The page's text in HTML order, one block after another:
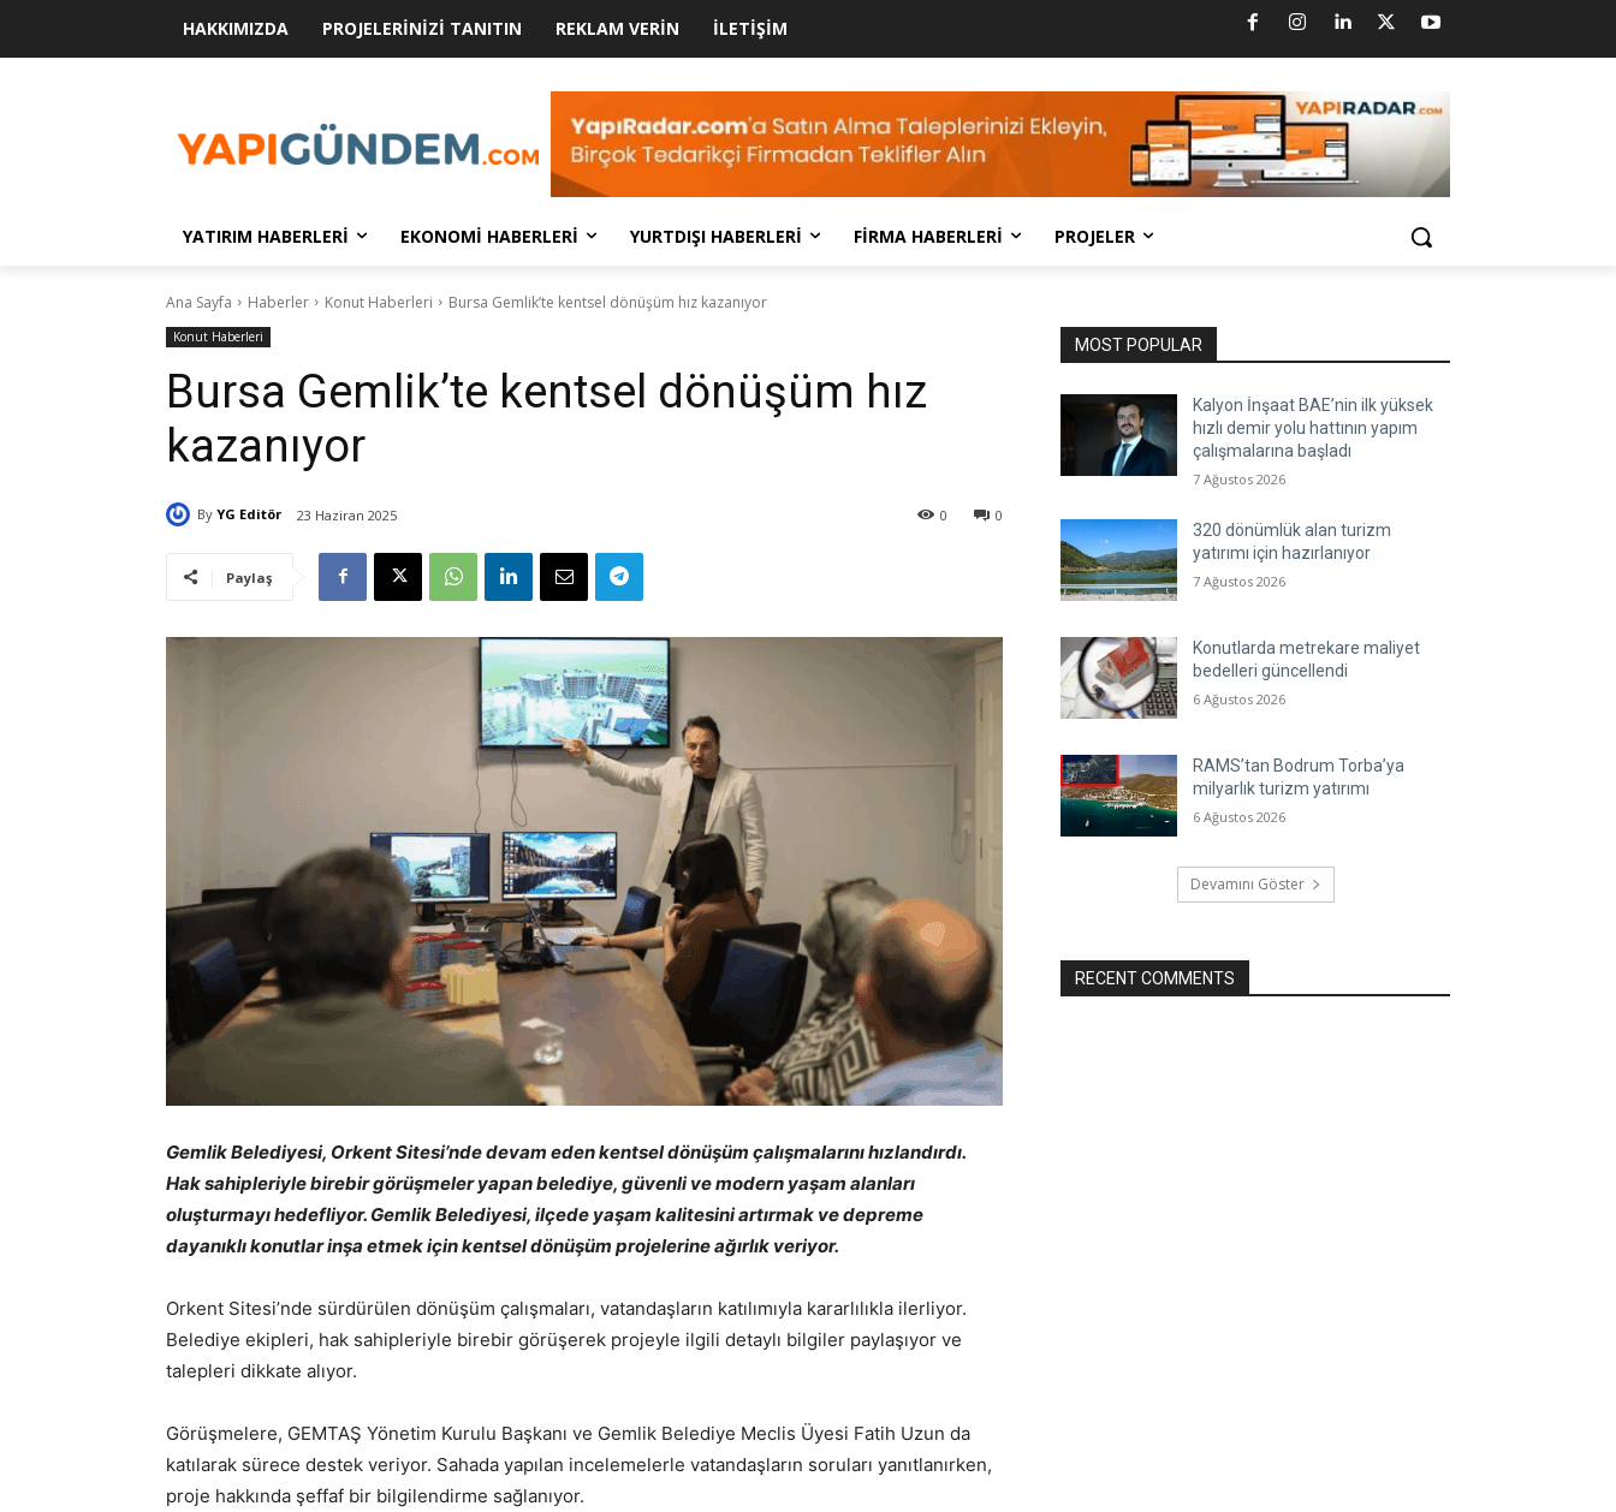
HAKKIMIZDA PROJELERINIZI TANITIN REKLAM VERIN İLETIŞIM
YATIRIM HABERLERI EKONOMI HABERLERI YURTDIŞI HABERLERI FIRMA HABERLERI PROJELER
Ana Sayfa Haberler Konut Haberleri Bursa Gemlik’te kentsel dönüşüm hız kazanıyor
Konut Haberleri
Bursa Gemlik’te kentsel dönüşüm hız
kazanıyor
By YG Editör 23 Haziran 2025 0
0
Paylaş
Gemlik Belediyesi, Orkent Sitesi’nde devam eden kentsel dönüşüm çalışmalarını hızlandırdı.
Hak sahipleriyle birebir görüşmeler yapan belediye, güvenli ve modern yaşam alanları
oluşturmayı hedefliyor. Gemlik Belediyesi, ilçede yaşam kalitesini artırmak ve depreme
dayanıklı konutlar inşa etmek için kentsel dönüşüm projelerine ağırlık veriyor.
Orkent Sitesi’nde sürdürülen dönüşüm çalışmaları, vatandaşların katılımıyla kararlılıkla ilerliyor.
Belediye ekipleri, hak sahipleriyle birebir görüşerek projeyle ilgili detaylı bilgiler paylaşıyor ve
talepleri dikkate alıyor.
Görüşmelere, GEMTAŞ Yönetim Kurulu Başkanı ve Gemlik Belediye Meclis Üyesi Fatih Uzun da
katılarak sürece destek veriyor. Sahada yapılan incelemelerle vatandaşların soruları yanıtlanırken,
proje hakkında şeffaf bir bilgilendirme sağlanıyor.
MOST POPULAR
Kalyon İnşaat BAE’nin ilk yüksek
hızlı demir yolu hattının yapım
çalışmalarına başladı
7 Ağustos 2026
320 dönümlük alan turizm
yatırımı için hazırlanıyor
7 Ağustos 2026
Konutlarda metrekare maliyet
bedelleri güncellendi
6 Ağustos 2026
RAMS’tan Bodrum Torba’ya
milyarlık turizm yatırımı
6 Ağustos 2026
Devamını Göster
RECENT COMMENTS